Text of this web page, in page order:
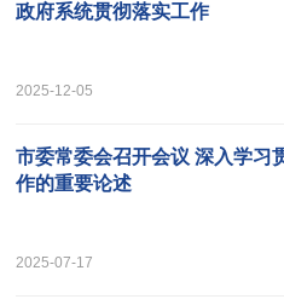
政府系统贯彻落实工作
2025-12-05
市委常委会召开会议 深入学习
作的重要论述
2025-07-17